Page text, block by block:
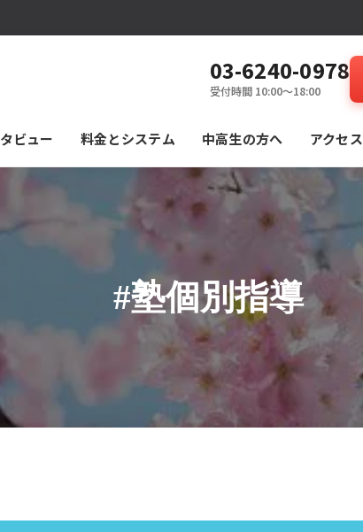
03-6240-0978
受付時間 10:00～18:00
ビュー 料⾦とシステム 中高生の方へ アクセス
#塾個別指導